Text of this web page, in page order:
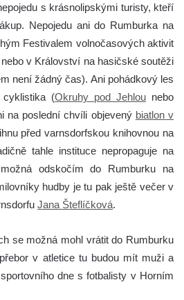
s krásnolipskými turisty, kteří
Nepojedu ani do Rumburka na
Festivalem volnočasových aktivit
v Království na hasičské soutěži
není žádný čas). Ani pohádkový les
cyklistika (Okruhy pod Jehlou nebo
na poslední chvíli objevený biatlon v
před varnsdorfskou knihovnou na
tahle instituce nepropaguje na
odskočím do Rumburku na
hudby je tu pak ještě večer v
Jana Šteflíčková.
se možná mohl vrátit do Rumburku
v atletice tu budou mít muži a
dne s fotbalisty v Horním